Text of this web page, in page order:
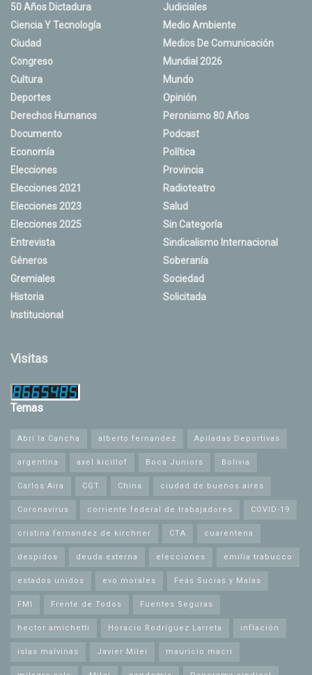
50 Años Dictadura
Ciencia Y Tecnología
Ciudad
Congreso
Cultura
Deportes
Derechos Humanos
Documento
Economía
Elecciones
Elecciones 2021
Elecciones 2023
Elecciones 2025
Entrevista
Géneros
Gremiales
Historia
Institucional
Judiciales
Medio Ambiente
Medios De Comunicación
Mundial 2026
Mundo
Opinión
Peronismo 80 Años
Podcast
Política
Provincia
Radioteatro
Salud
Sin Categoría
Sindicalismo Internacional
Soberanía
Sociedad
Solicitada
Visitas
Temas
Abrí la Cancha alberto fernandez Apiladas Deportivas
argentina axel kicillof Boca Juniors Bolivia
Carlos Aira CGT China ciudad de buenos aires
Coronavirus corriente federal de trabajadores COVID-19
cristina fernandez de kirchner CTA cuarentena
despidos deuda externa elecciones emilia trabucco
estados unidos evo morales Feas Sucias y Malas
FMI Frente de Todos Fuentes Seguras
hector amichetti Horacio Rodríguez Larreta inflación
islas malvinas Javier Milei mauricio macri